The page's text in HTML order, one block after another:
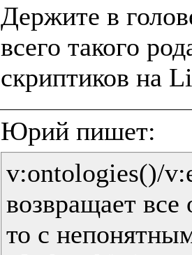
Держите в
всего такого
v:ontologies()/
возвращает
то с